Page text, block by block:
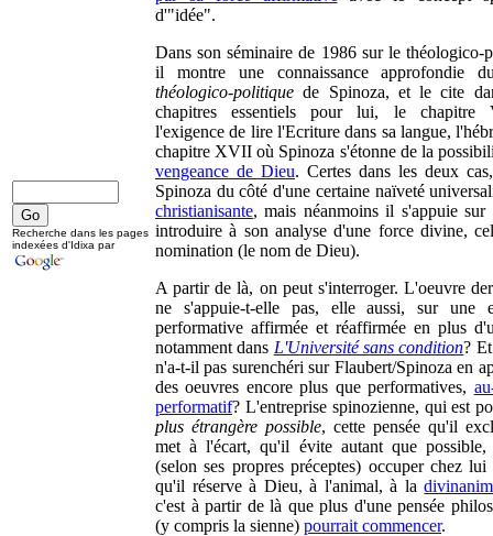
d'"idée".
Dans son séminaire de 1986 sur le théologico-
il montre une connaissance approfondie
théologico-politique de Spinoza, et le cite
chapitres essentiels pour lui, le chapitre
l'exigence de lire l'Ecriture dans sa langue,
chapitre XVII où Spinoza s'étonne de la
vengeance de Dieu. Certes dans les deux
Spinoza du côté d'une certaine naïveté
christianisante, mais néanmoins il s'appuie
introduire à son analyse d'une force divine,
nomination (le nom de Dieu).
A partir de là, on peut s'interroger. L'oeuvre
ne s'appuie-t-elle pas, elle aussi, sur une
performative affirmée et réaffirmée en plus
notamment dans L'Université sans condition?
n'a-t-il pas surenchéri sur Flaubert/Spinoza en
des oeuvres encore plus que performatives,
performatif? L'entreprise spinozienne, qui est
plus étrangère possible, cette pensée qu'il
met à l'écart, qu'il évite autant que possible,
(selon ses propres préceptes) occuper chez
qu'il réserve à Dieu, à l'animal, à la
c'est à partir de là que plus d'une pensée
(y compris la sienne) pourrait commencer.
Recherche dans les pages
indexées d'Idixa par